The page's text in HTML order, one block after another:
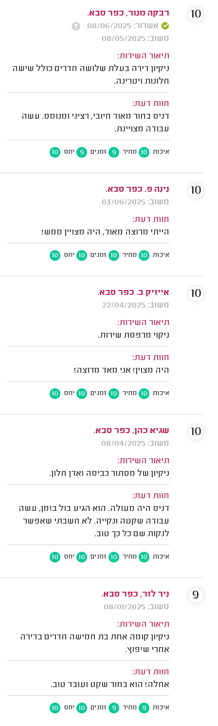
רבקה מנור, כפר סבא.
אשרור: 08/06/2025
משוב: 08/05/2025
תיאור השירות:
ניקיון דירה בעלת שלושה חדרים כולל שישה
חלונות ויטרינה.
חוות דעת:
דניס בחור מאוד חיובי, רציני ומנומס. עשה
עבודה מצויינת.
איכות 10 מחיר 9 זמנים 9 יחס 10
10
נינה פ. כפר סבא.
משוב: 03/06/2025
חוות דעת:
הייתי מרוצה מאוד, היה מצויין ממש!
איכות 10 מחיר 10 זמנים 10 יחס 10
10
אייזיק ב. כפר סבא.
משוב: 22/04/2025
תיאור השירות:
ניקוי מרפסת שירות.
חוות דעת:
היה מצוין! אני מאד מרוצה!
איכות 10 מחיר 10 זמנים 10 יחס 10
10
שגיא כהן, כפר סבא.
משוב: 08/04/2025
תיאור השירות:
ניקיון של מסתור כביסה ואדן חלון.
חוות דעת:
דניס היה מעולה. הוא הגיע בול בזמן, עשה
עבודה שקטה ונקייה. לא חשבתי שאפשר
לנקות שם כל כך טוב.
איכות 10 מחיר 10 זמנים 10 יחס 10
10
ניר לזר, כפר סבא.
משוב: 08/01/2025
תיאור השירות:
ניקיון קומה אחת בת חמישה חדרים בדירה
אחרי שיפוץ.
חוות דעת:
אחלה! הוא בחור שקט ועובד טוב.
איכות 9 מחיר 9 זמנים 10 יחס 10
9